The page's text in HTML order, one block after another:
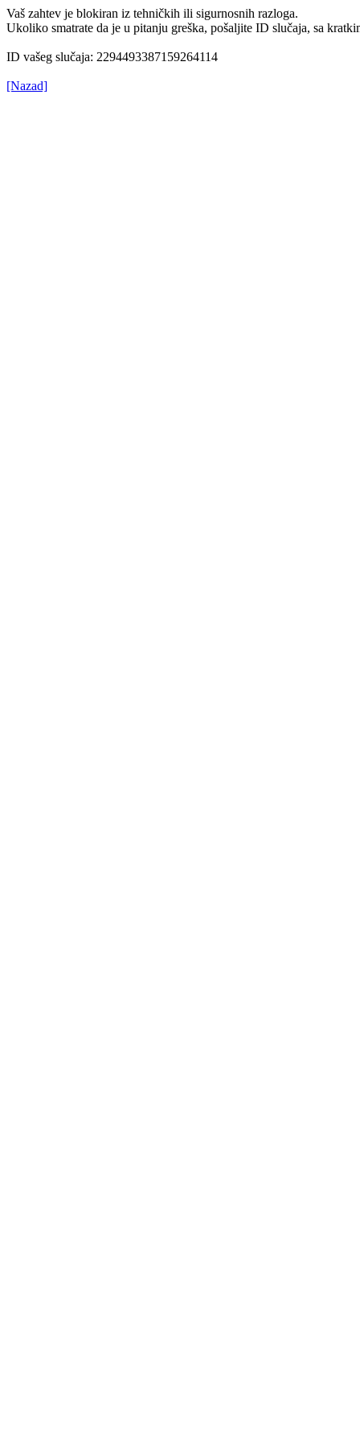
Vaš zahtev je blokiran iz tehničkih ili sigurnosnih razloga.
Ukoliko smatrate da je u pitanju greška, pošaljite ID slučaja, sa
ID vašeg slučaja: 2294493387159264114
[Nazad]